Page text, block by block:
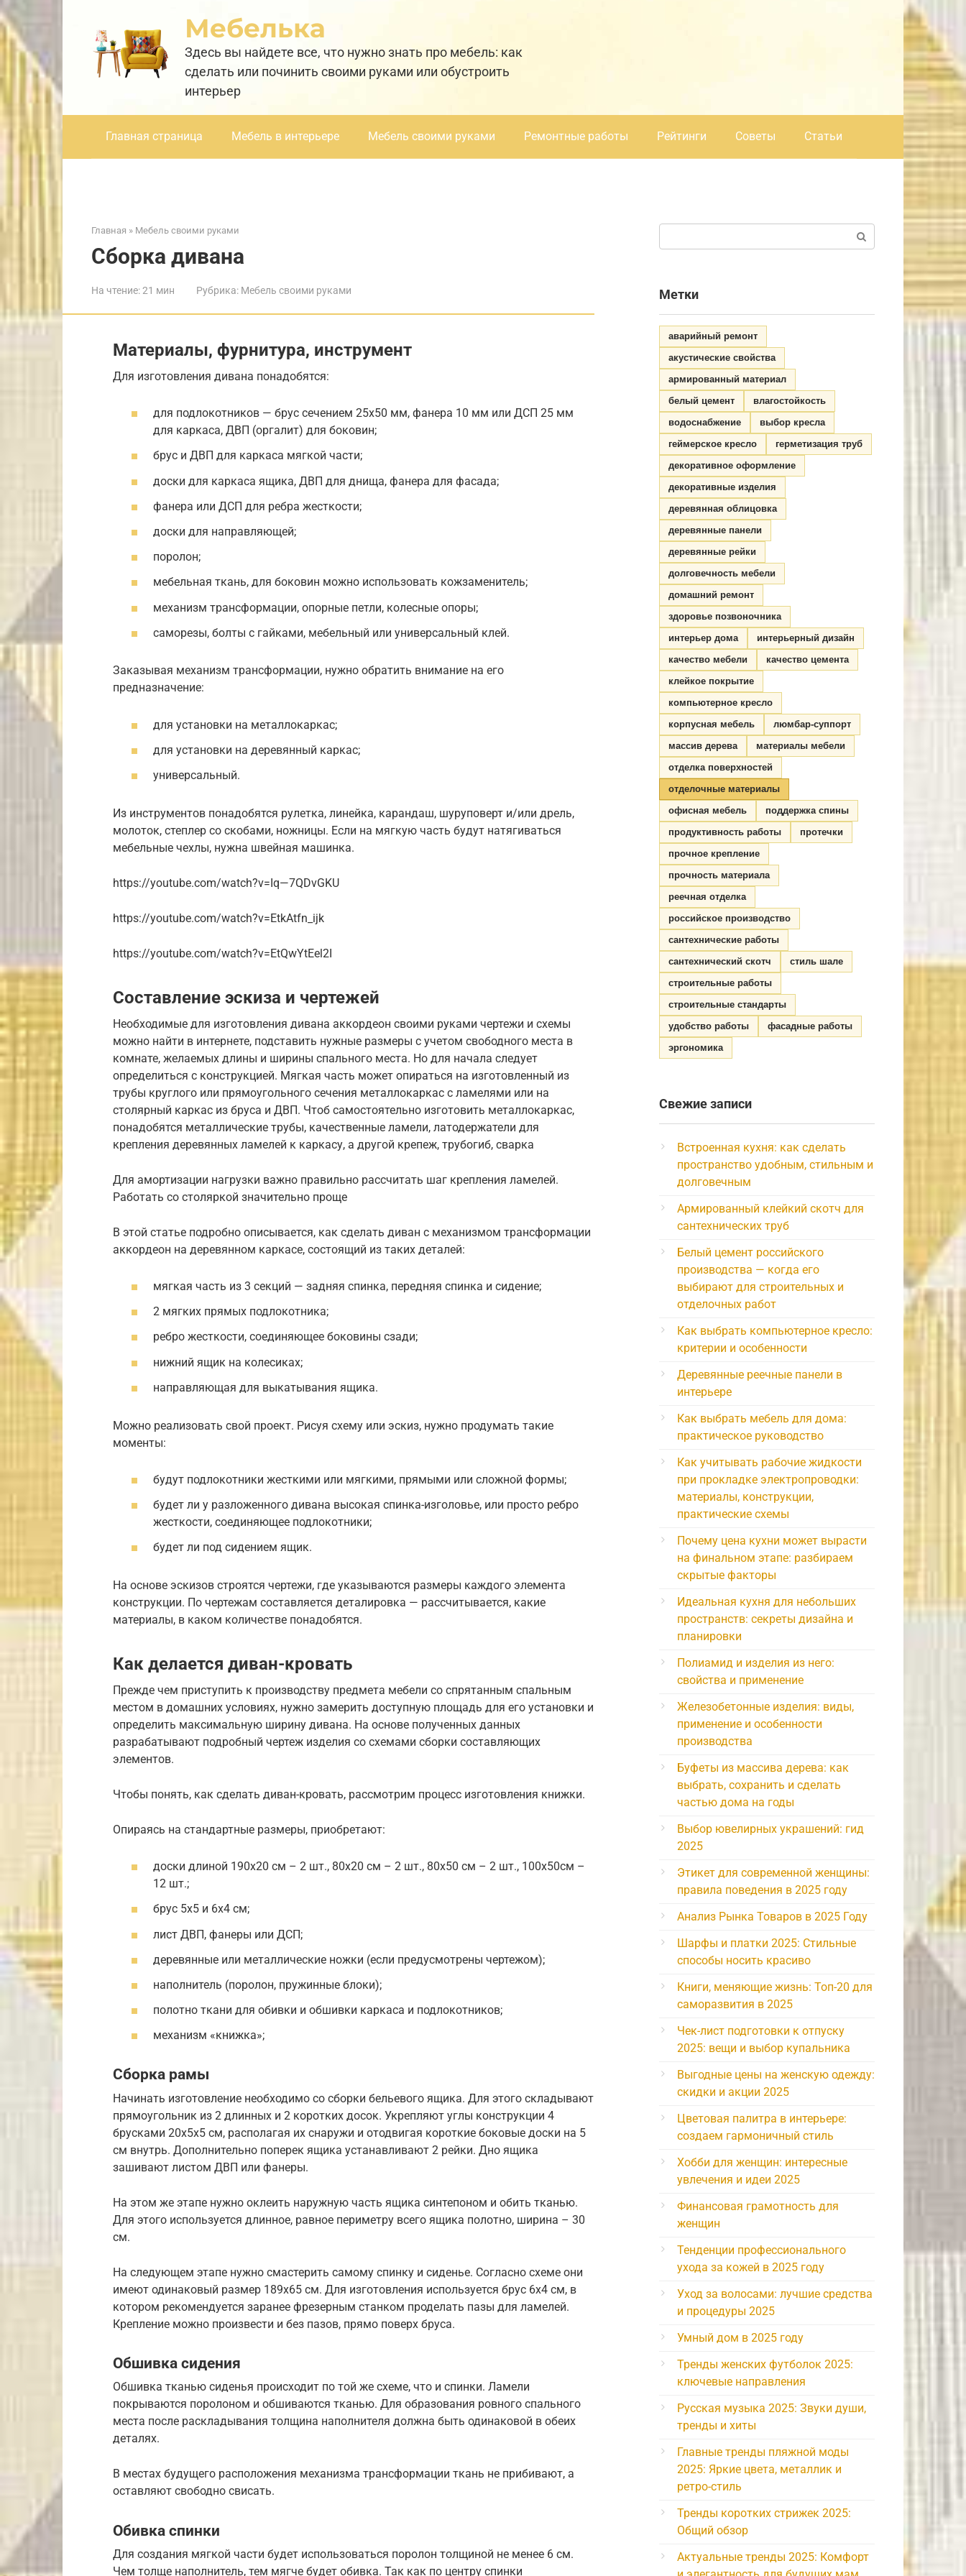
Перейти
к
контенту
Мебелька
Здесь вы найдете все, что нужно знать про мебель: как
сделать или починить своими руками или обустроить
интерьер
Главная страница Мебель в интерьере Мебель своими руками Ремонтные работы Рейтинги Советы Статьи
Главная » Мебель своими руками
Сборка дивана
На чтение:21 мин Рубрика: Мебель своими руками
Материалы, фурнитура, инструмент
Для изготовления дивана понадобятся:
для подлокотников — брус сечением 25х50 мм, фанера 10 мм или ДСП 25 мм
для каркаса, ДВП (оргалит) для боковин;
брус и ДВП для каркаса мягкой части;
доски для каркаса ящика, ДВП для днища, фанера для фасада;
фанера или ДСП для ребра жесткости;
доски для направляющей;
поролон;
мебельная ткань, для боковин можно использовать кожзаменитель;
механизм трансформации, опорные петли, колесные опоры;
саморезы, болты с гайками, мебельный или универсальный клей.
Заказывая механизм трансформации, нужно обратить внимание на его
предназначение:
для установки на металлокаркас;
для установки на деревянный каркас;
универсальный.
Из инструментов понадобятся рулетка, линейка, карандаш, шуруповерт и/или дрель,
молоток, степлер со скобами, ножницы. Если на мягкую часть будут натягиваться
мебельные чехлы, нужна швейная машинка.
https://youtube.com/watch?v=Iq—7QDvGKU
https://youtube.com/watch?v=EtkAtfn_ijk
https://youtube.com/watch?v=EtQwYtEel2I
Составление эскиза и чертежей
Необходимые для изготовления дивана аккордеон своими руками чертежи и схемы
можно найти в интернете, подставить нужные размеры с учетом свободного места в
комнате, желаемых длины и ширины спального места. Но для начала следует
определиться с конструкцией. Мягкая часть может опираться на изготовленный из
трубы круглого или прямоугольного сечения металлокаркас с ламелями или на
столярный каркас из бруса и ДВП. Чтоб самостоятельно изготовить металлокаркас,
понадобятся металлические трубы, качественные ламели, латодержатели для
крепления деревянных ламелей к каркасу, а другой крепеж, трубогиб, сварка
Для амортизации нагрузки важно правильно рассчитать шаг крепления ламелей.
Работать со столяркой значительно проще
В этой статье подробно описывается, как сделать диван с механизмом трансформации
аккордеон на деревянном каркасе, состоящий из таких деталей:
мягкая часть из 3 секций — задняя спинка, передняя спинка и сидение;
2 мягких прямых подлокотника;
ребро жесткости, соединяющее боковины сзади;
нижний ящик на колесиках;
направляющая для выкатывания ящика.
Можно реализовать свой проект. Рисуя схему или эскиз, нужно продумать такие
моменты:
будут подлокотники жесткими или мягкими, прямыми или сложной формы;
будет ли у разложенного дивана высокая спинка-изголовье, или просто ребро
жесткости, соединяющее подлокотники;
будет ли под сидением ящик.
На основе эскизов строятся чертежи, где указываются размеры каждого элемента
конструкции. По чертежам составляется деталировка — рассчитывается, какие
материалы, в каком количестве понадобятся.
Как делается диван-кровать
Прежде чем приступить к производству предмета мебели со спрятанным спальным
местом в домашних условиях, нужно замерить доступную площадь для его установки и
определить максимальную ширину дивана. На основе полученных данных
разрабатывают подробный чертеж изделия со схемами сборки составляющих
элементов.
Чтобы понять, как сделать диван-кровать, рассмотрим процесс изготовления книжки.
Опираясь на стандартные размеры, приобретают:
доски длиной 190х20 см – 2 шт., 80х20 см – 2 шт., 80х50 см – 2 шт., 100х50см –
12 шт.;
брус 5х5 и 6х4 см;
лист ДВП, фанеры или ДСП;
деревянные или металлические ножки (если предусмотрены чертежом);
наполнитель (поролон, пружинные блоки);
полотно ткани для обивки и обшивки каркаса и подлокотников;
механизм «книжка»;
Сборка рамы
Начинать изготовление необходимо со сборки бельевого ящика. Для этого складывают
прямоугольник из 2 длинных и 2 коротких досок. Укрепляют углы конструкции 4
брусками 20х5х5 см, располагая их снаружи и отодвигая короткие боковые доски на 5
см внутрь. Дополнительно поперек ящика устанавливают 2 рейки. Дно ящика
зашивают листом ДВП или фанеры.
На этом же этапе нужно оклеить наружную часть ящика синтепоном и обить тканью.
Для этого используется длинное, равное периметру всего ящика полотно, ширина – 30
см.
На следующем этапе нужно смастерить самому спинку и сиденье. Согласно схеме они
имеют одинаковый размер 189х65 см. Для изготовления используется брус 6х4 см, в
котором рекомендуется заранее фрезерным станком проделать пазы для ламелей.
Крепление можно произвести и без пазов, прямо поверх бруса.
Обшивка сидения
Обшивка тканью сиденья происходит по той же схеме, что и спинки. Ламели
покрываются поролоном и обшиваются тканью. Для образования ровного спального
места после раскладывания толщина наполнителя должна быть одинаковой в обеих
деталях.
В местах будущего расположения механизма трансформации ткань не прибивают, а
оставляют свободно свисать.
Обивка спинки
Для создания мягкой части будет использоваться поролон толщиной не менее 6 см.
Чем толще наполнитель, тем мягче будет обивка. Так как по центру спинки
Метки
аварийный ремонт
акустические свойства
армированный материал
белый цемент
влагостойкость
водоснабжение
выбор кресла
геймерское кресло
герметизация труб
декоративное оформление
декоративные изделия
деревянная облицовка
деревянные панели
деревянные рейки
долговечность мебели
домашний ремонт
здоровье позвоночника
интерьер дома
интерьерный дизайн
качество мебели
качество цемента
клейкое покрытие
компьютерное кресло
корпусная мебель
люмбар-суппорт
массив дерева
материалы мебели
отделка поверхностей
отделочные материалы
офисная мебель
поддержка спины
продуктивность работы
протечки
прочное крепление
прочность материала
реечная отделка
российское производство
сантехнические работы
сантехнический скотч
стиль шале
строительные работы
строительные стандарты
удобство работы
фасадные работы
эргономика
Свежие записи
Встроенная кухня: как сделать
пространство удобным, стильным и
долговечным
Армированный клейкий скотч для
сантехнических труб
Белый цемент российского
производства — когда его
выбирают для строительных и
отделочных работ
Как выбрать компьютерное кресло:
критерии и особенности
Деревянные реечные панели в
интерьере
Как выбрать мебель для дома:
практическое руководство
Как учитывать рабочие жидкости
при прокладке электропроводки:
материалы, конструкции,
практические схемы
Почему цена кухни может вырасти
на финальном этапе: разбираем
скрытые факторы
Идеальная кухня для небольших
пространств: секреты дизайна и
планировки
Полиамид и изделия из него:
свойства и применение
Железобетонные изделия: виды,
применение и особенности
производства
Буфеты из массива дерева: как
выбрать, сохранить и сделать
частью дома на годы
Выбор ювелирных украшений: гид
2025
Этикет для современной женщины:
правила поведения в 2025 году
Анализ Рынка Товаров в 2025 Году
Шарфы и платки 2025: Стильные
способы носить красиво
Книги, меняющие жизнь: Топ-20 для
саморазвития в 2025
Чек-лист подготовки к отпуску
2025: вещи и выбор купальника
Выгодные цены на женскую одежду:
скидки и акции 2025
Цветовая палитра в интерьере:
создаем гармоничный стиль
Хобби для женщин: интересные
увлечения и идеи 2025
Финансовая грамотность для
женщин
Тенденции профессионального
ухода за кожей в 2025 году
Уход за волосами: лучшие средства
и процедуры 2025
Умный дом в 2025 году
Тренды женских футболок 2025:
ключевые направления
Русская музыка 2025: Звуки души,
тренды и хиты
Главные тренды пляжной моды
2025: Яркие цвета, металлик и
ретро-стиль
Тренды коротких стрижек 2025:
Общий обзор
Актуальные тренды 2025: Комфорт